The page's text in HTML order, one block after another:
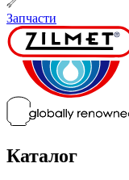
Запчасти
Каталог